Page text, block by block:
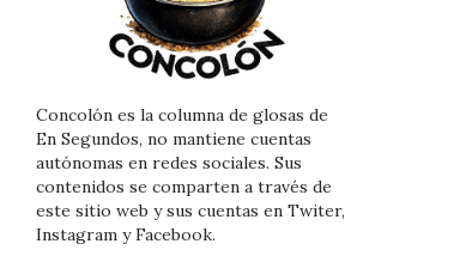
Concolón es la columna de glosas de
En Segundos, no mantiene cuentas
autónomas en redes sociales. Sus
contenidos se comparten a través de
este sitio web y sus cuentas en Twiter,
Instagram y Facebook.